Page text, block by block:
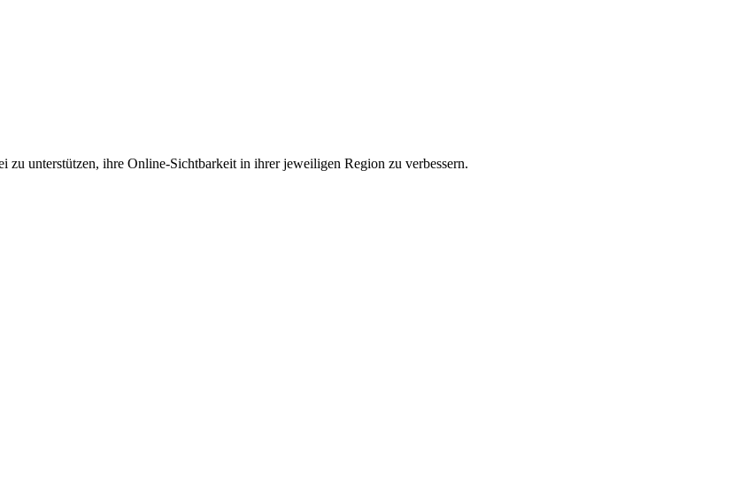
unterstützen, ihre Online-Sichtbarkeit in ihrer jeweiligen Region zu verbessern.